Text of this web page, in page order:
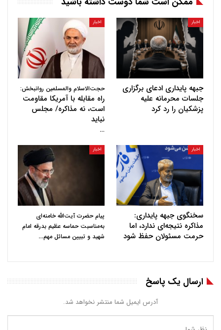
اخبار
جبهه پایداری ادعای برگزاری
جلسات محرمانه علیه
پزشکیان را رد کرد
اخبار
حجت‌الاسلام والمسلمین روانبخش:
راه مقابله با آمریکا مقاومت
است، نه مذاکره/ مجلس
نباید
…
اخبار
سخنگوی جبهه پایداری:
مذاکره نتیجه‌ای ندارد، اما
حرمت مسئولان حفظ شود
اخبار
پیام حضرت آیت‌الله خامنه‌ای
به‌مناسبت حماسه عظیم بدرقه امام
شهید و تبیین مسائل مهم…
ارسال یک پاسخ
آدرس ایمیل شما منتشر نخواهد شد.